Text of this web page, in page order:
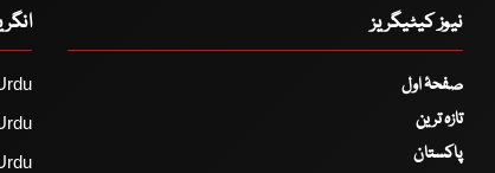
نیوز کیٹیگریز
صفحۂ اول
تازہ ترین
پاکستان